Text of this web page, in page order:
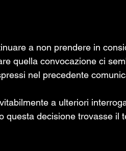
a non prendere in
quella convocazione ci
nel precedente
a ulteriori
questa decisione trovasse il